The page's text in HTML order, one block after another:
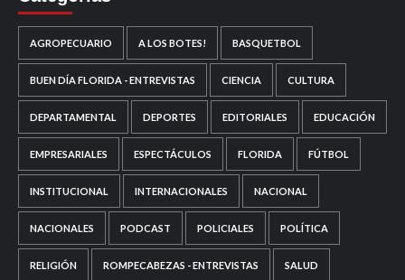
AGROPECUARIO A LOS BOTES! BASQUETBOL
BUEN DÍA FLORIDA - ENTREVISTAS CIENCIA CULTURA
DEPARTAMENTAL DEPORTES EDITORIALES EDUCACIÓN
EMPRESARIALES ESPECTÁCULOS FLORIDA FÚTBOL
INSTITUCIONAL INTERNACIONALES NACIONAL
NACIONALES PODCAST POLICIALES POLÍTICA
RELIGIÓN ROMPECABEZAS - ENTREVISTAS SALUD